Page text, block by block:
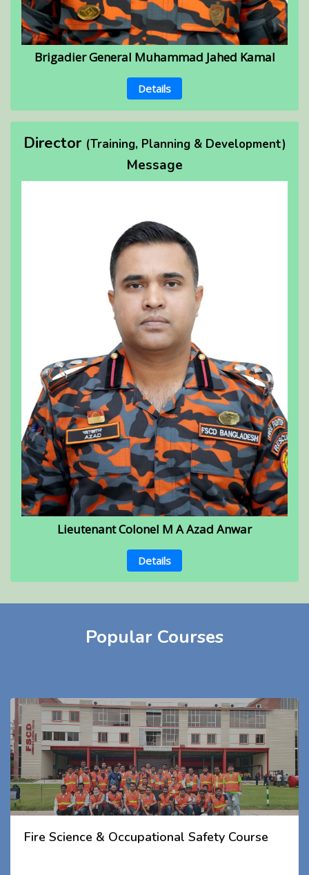
Brigadier General Muhammad Jahed Kamal
Details
Director (Training, Planning & Development)
Message
Lieutenant Colonel M A Azad Anwar
Details
Popular Courses
Fire Science & Occupational Safety Course